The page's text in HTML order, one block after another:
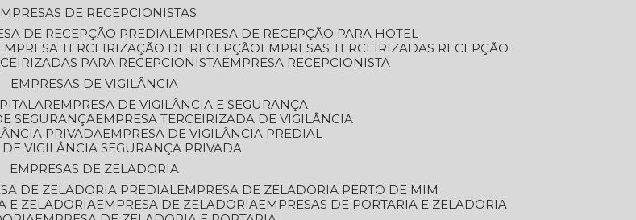
EMPRESAS DE RECEPCIONISTAS
DE RECEPÇÃO PREDIAL
EMPRESA DE RECEPÇÃO PARA HOTEL
EMPRESA TERCEIRIZAÇÃO DE RECEPÇÃO
EMPRESAS TERCEIRIZADAS RECEPÇÃO
PARA RECEPCIONISTA
EMPRESA RECEPCIONISTA
EMPRESAS DE VIGILÂNCIA
EMPRESA DE VIGILÂNCIA E SEGURANÇA
SEGURANÇA
EMPRESA TERCEIRIZADA DE VIGILÂNCIA
PRIVADA
EMPRESA DE VIGILÂNCIA PREDIAL
DE VIGILÂNCIA SEGURANÇA PRIVADA
EMPRESAS DE ZELADORIA
DE ZELADORIA PREDIAL
EMPRESA DE ZELADORIA PERTO DE MIM
E ZELADORIA EMPRESA DE ZELADORIA
EMPRESAS DE PORTARIA E ZELADORIA